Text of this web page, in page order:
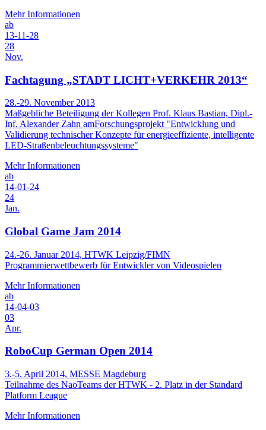
Mehr Informationen
ab
13-11-28
28
Nov.
Fachtagung „STADT LICHT+VERKEHR 2013“
28.-29. November 2013
Maßgebliche Beteiligung der Kollegen Prof. Klaus Bastian, Dipl.-
Inf. Alexander Zahn amForschungsprojekt "Entwicklung und
Validierung technischer Konzepte für energieeffiziente, intelligente
LED-Straßenbeleuchtungssysteme"
Mehr Informationen
ab
14-01-24
24
Jan.
Global Game Jam 2014
24.-26. Januar 2014, HTWK Leipzig/FIMN
Programmierwettbewerb für Entwickler von Videospielen
Mehr Informationen
ab
14-04-03
03
Apr.
RoboCup German Open 2014
3.-5. April 2014, MESSE Magdeburg
Teilnahme des NaoTeams der HTWK - 2. Platz in der Standard
Platform League
Mehr Informationen